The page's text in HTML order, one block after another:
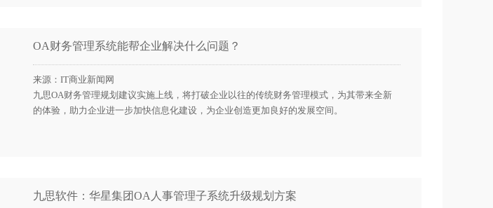
OA财务管理系统能帮企业解决什么问题？
来源：IT商业新闻网
九思OA财务管理规划建议实施上线，将打破企业以往的传统财务管理模式，为其带来全新
的体验，助力企业进一步加快信息化建设，为企业创造更加良好的发展空间。
九思软件：华星集团OA人事管理子系统升级规划方案